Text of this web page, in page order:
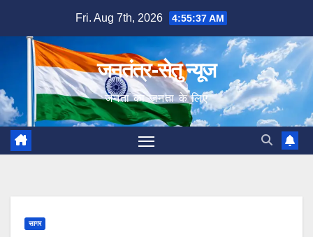
content
Fri. Aug 7th, 2026 4:55:38 AM
जनतंत्र-सेतु न्यूज
जनता का जनता के लिए
सागर